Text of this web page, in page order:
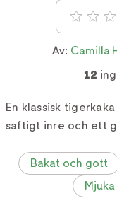
Betyg: 0
Av: Camilla
12
En klassisk
saftigt inre och ett
Bakat och gott